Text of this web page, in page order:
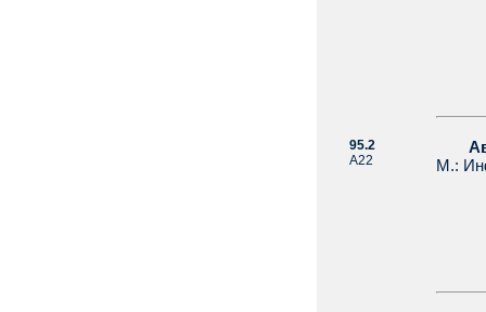
95.2
А22
М.: